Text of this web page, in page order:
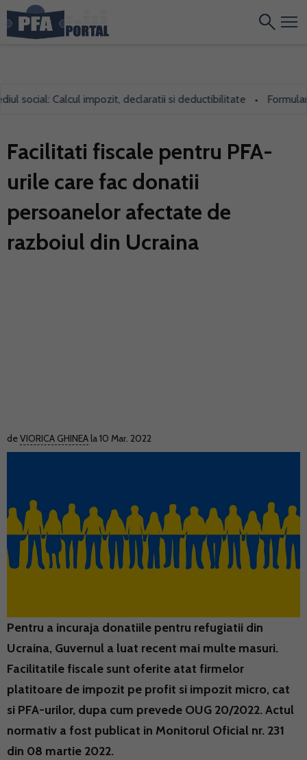
social: Calcul impozit, declaratii si deductibilitate •
Facilitati fiscale pentru PFA-
urile care fac donatii
persoanelor afectate de
razboiul din Ucraina
deVIORICA GHINEA la 10 Mar. 2022
Pentru a incuraja donatiile pentru refugiatii din
Ucraina, Guvernul a luat recent mai multe masuri.
Facilitatile fiscale sunt oferite atat firmelor
platitoare de impozit pe profit si impozit micro, cat
si PFA-urilor, dupa cum prevede OUG 20/2022. Actul
normativ a fost publicat in Monitorul Oficial nr. 231
din 08 martie 2022.